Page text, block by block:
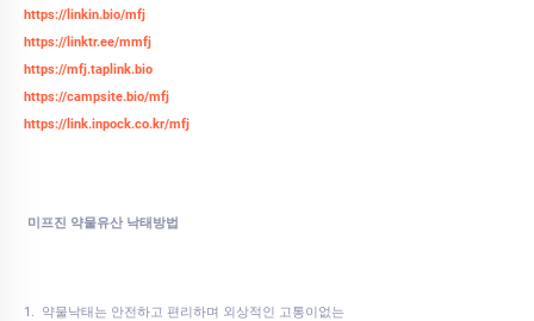
https://linkin.bio/mfj
https://linktr.ee/mmfj
https://mfj.taplink.bio
https://campsite.bio/mfj
https://link.inpock.co.kr/mfj
미프진 약물유산 낙태방법
1. 약물낙태는 안전하고 편리하며 외상적인 고통이없는